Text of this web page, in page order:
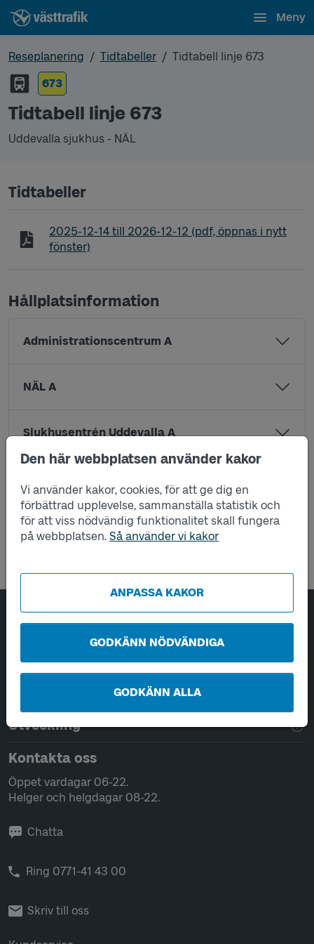
Den här webbplatsen använder kakor
Vi använder kakor, cookies, för att ge dig en
förbättrad upplevelse, sammanställa statistik och
för att viss nödvändig funktionalitet skall fungera
på webbplatsen. Så använder vi kakor
ANPASSA KAKOR
GODKÄNN NÖDVÄNDIGA
GODKÄNN ALLA
Meny
Reseplanering Tidtabeller
Tidtabell linje 673
673
Tidtabell linje 673
Uddevalla sjukhus - NÄL
Tidtabeller
Tidtabell linje 673 Uddevalla sjukhus - NÄL
2025-12-14 till 2026-12-12 (pdf, öppnas i nytt
fönster)
Hållplatsinformation
Administrationscentrum A
NÄL A
Sjukhusentrén Uddevalla A
Trestad center väg 44 B
Sidfotsnavigering
Om oss
Tjänster
Hantering av personuppgifter
Utveckling
Kontakta oss
Öppet vardagar 06-22.
Helger och helgdagar 08-22.
Chatta
Ring 0771-41 43 00
Skriv till oss